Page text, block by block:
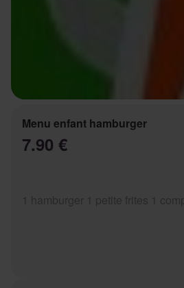
Menu enfant hamburger
7.90 €